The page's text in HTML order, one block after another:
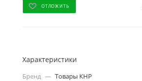
ОТЛОЖИТЬ
Характеристики
Бренд — Товары КНР